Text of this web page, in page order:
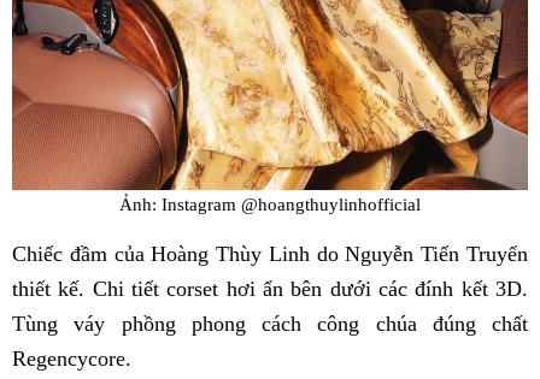
Ảnh: Instagram @hoangthuylinhofficial
Chiếc đầm của Hoàng Thùy Linh do Nguyễn Tiến Truyển
thiết kế. Chi tiết corset hơi ẩn bên dưới các đính kết 3D.
Tùng váy phồng phong cách công chúa đúng chất
Regencycore.